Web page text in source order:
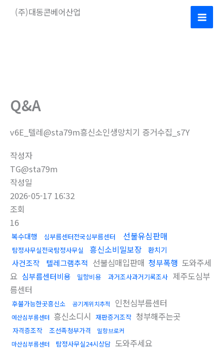
(주)대동콘베어산업
Main
Q&A
v6E_텔레@sta79m흥신소인생망치기 증거수집_s7Y
작성자
TG@sta79m
작성일
2026-05-17 16:32
조회
16
복수대행 심부름센터전국심부름센터 선불유심판매
탐정사무실전국탐정사무실 흥신소비밀보장 환치기
사건조작 텔레그램추적 선불심매입판매 청부폭행 도와주세
요 심부름센터비용 밀항비용 과거조사과거기록조사 제주도심부
름센터
후불가능한곳흥신소 공기계위치추적 인천심부름센터
예산심부름센터 흥신소디시 재판증거조작 청부해주는곳
자격증조작 조선족청부가격
밀항브로커
마산심부름센터
탐정사무실24시상담 도와주세요